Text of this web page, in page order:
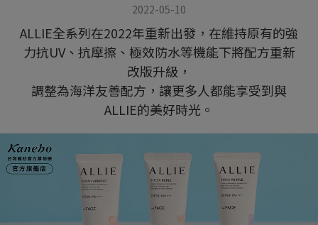
2022-05-10
ALLIE全系列在2022年重新出發，在維持原有的強
力抗UV、抗摩擦、極效防水等機能下將配方重新
改版升級，
調整為海洋友善配方，讓更多人都能享受到與
ALLIE的美好時光。